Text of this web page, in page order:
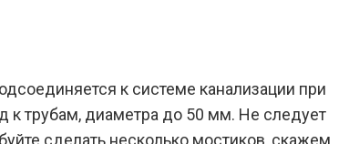
к системе канализации при
к трубам, диаметра до 50 мм. Не следует
сделать несколько мостиков, скажем